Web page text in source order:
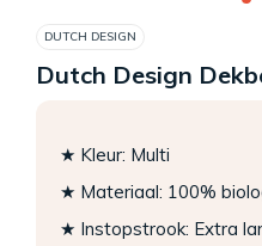
DUTCH DESIGN
Dutch Design
★ Kleur: Multi
★ Materiaal: 100%
★ Instopstrook: Extra